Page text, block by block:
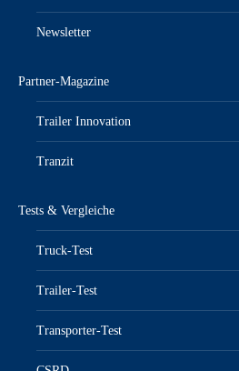
Newsletter
Partner-Magazine
Trailer Innovation
Tranzit
Tests & Vergleiche
Truck-Test
Trailer-Test
Transporter-Test